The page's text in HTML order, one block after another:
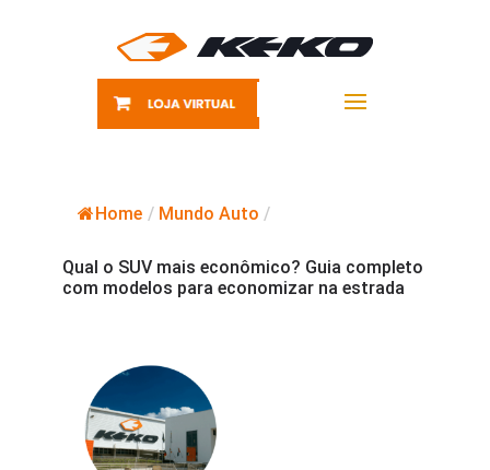
Home / Mundo Auto /
Qual o SUV mais econômico? Guia completo
com modelos para economizar na estrada